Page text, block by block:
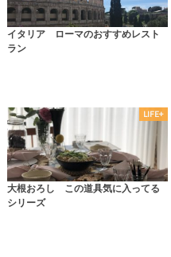
イタリア ローマのおすすめレスト
ラン
LIFE+
大根おろし この道具気に入ってる
シリーズ